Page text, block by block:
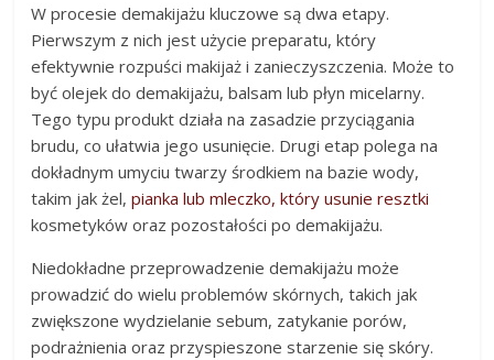
W procesie demakijażu kluczowe są dwa etapy.
Pierwszym z nich jest użycie preparatu, który
efektywnie rozpuści makijaż i zanieczyszczenia. Może to
być olejek do demakijażu, balsam lub płyn micelarny.
Tego typu produkt działa na zasadzie przyciągania
brudu, co ułatwia jego usunięcie. Drugi etap polega na
dokładnym umyciu twarzy środkiem na bazie wody,
takim jak żel,pianka lub mleczko, który usunie resztki
kosmetyków oraz pozostałości po demakijażu.
Niedokładne przeprowadzenie demakijażu może
prowadzić do wielu problemów skórnych, takich jak
zwiększone wydzielanie sebum, zatykanie porów,
podrażnienia oraz przyspieszone starzenie się skóry.